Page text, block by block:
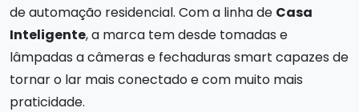
de automação residencial. Com a linha de Casa
Inteligente, a marca tem desde tomadas e
lâmpadas a câmeras e fechaduras smart capazes de
tornar o lar mais conectado e com muito mais
praticidade.